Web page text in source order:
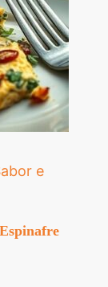
e